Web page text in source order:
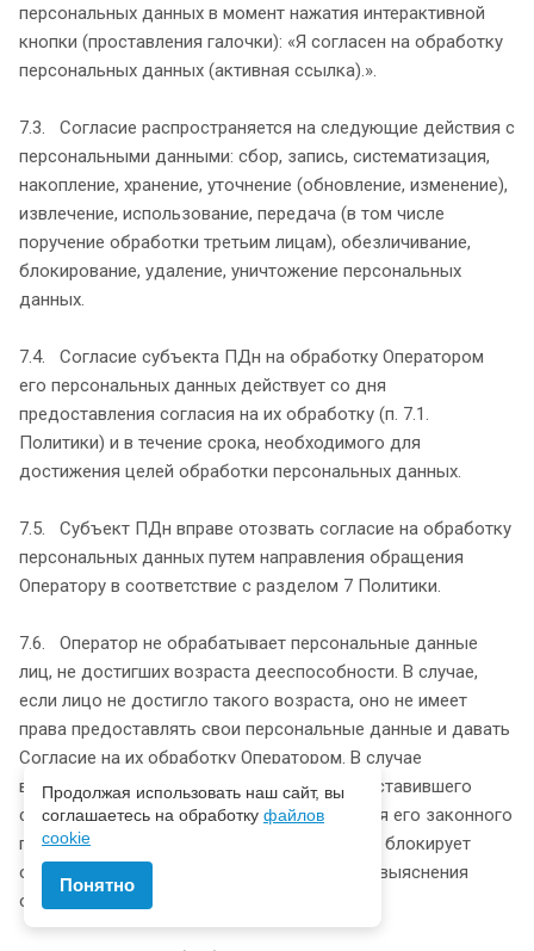
персональных данных в момент нажатия интерактивной
кнопки (проставления галочки): «Я согласен на обработку
персональных данных (активная ссылка).».
7.3. Согласие распространяется на следующие действия с
персональными данными: сбор, запись, систематизация,
накопление, хранение, уточнение (обновление, изменение),
извлечение, использование, передача (в том числе
поручение обработки третьим лицам), обезличивание,
блокирование, удаление, уничтожение персональных
данных.
7.4. Согласие субъекта ПДн на обработку Оператором
его персональных данных действует со дня
предоставления согласия на их обработку (п. 7.1.
Политики) и в течение срока, необходимого для
достижения целей обработки персональных данных.
7.5. Субъект ПДн вправе отозвать согласие на обработку
персональных данных путем направления обращения
Оператору в соответствие с разделом 7 Политики.
7.6. Оператор не обрабатывает персональные данные
лиц, не достигших возраста дееспособности. В случае,
если лицо не достигло такого возраста, оно не имеет
права предоставлять свои персональные данные и давать
Согласие на их обработку Оператором. В случае
выявления недееспособности лица, предоставившего
свои персональные данные без разрешения его законного
представителя, Оператор незамедлительно блокирует
обработку таких персональных данных до выяснения
обстоятельств.
Продолжая использовать наш сайт, вы
соглашаетесь на обработку файлов
cookie
Понятно